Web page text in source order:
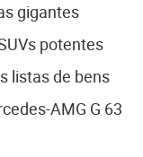
gigantes
potentes
listas de bens
AMG G 63